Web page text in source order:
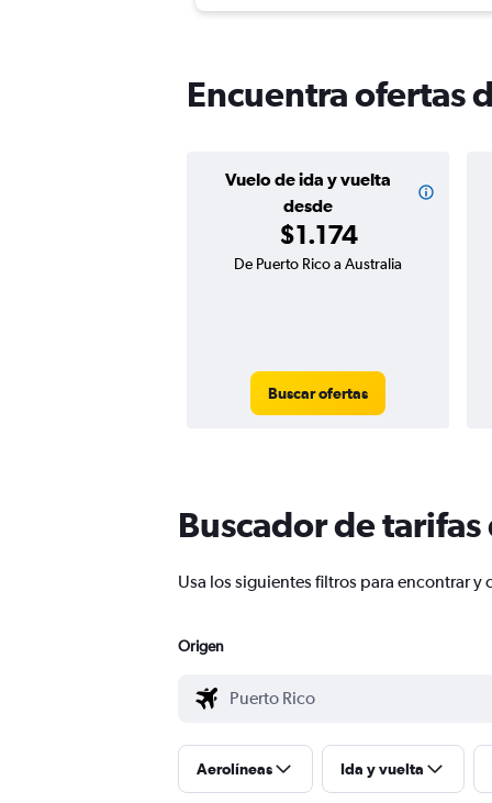
Encuentra ofertas
Vuelo de ida y vuelta
desde
$1.174
De Puerto Rico a Australia
Buscar ofertas
Buscador de
Usa los siguientes filtros para encontrar
Origen
Aerolíneas Ida y vuelta